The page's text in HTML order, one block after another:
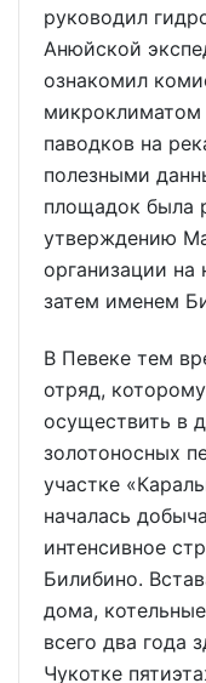
руководил
Анюйской
ознакомил
микроклиматом
паводков на
полезными
площадок была
утверждению
организации на
затем именем
В Певеке тем
отряд,
осуществить в
золотоносных
участке
началась
интенсивное
Билибино.
дома,
всего два года
Чукотке